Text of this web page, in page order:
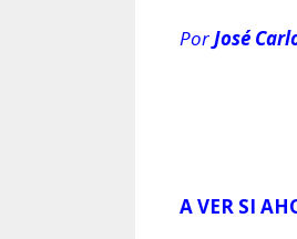
PorJosé
A VER SI